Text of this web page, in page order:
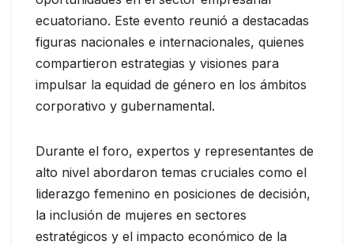
ecuatoriano. Este evento reunió a destacadas
figuras nacionales e internacionales, quienes
compartieron estrategias y visiones para
impulsar la equidad de género en los ámbitos
corporativo y gubernamental.
Durante el foro, expertos y representantes de
alto nivel abordaron temas cruciales como el
liderazgo femenino en posiciones de decisión,
la inclusión de mujeres en sectores
estratégicos y el impacto económico de la